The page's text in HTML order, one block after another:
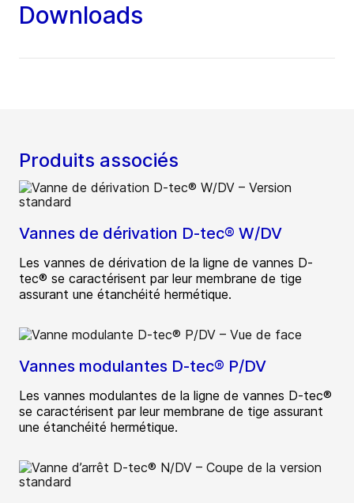
Downloads
Produits associés
Vannes de dérivation D-tec® W/DV
Les vannes de dérivation de la ligne de vannes D-
tec® se caractérisent par leur membrane de tige
assurant une étanchéité hermétique.
Vannes modulantes D-tec® P/DV
Les vannes modulantes de la ligne de vannes D-tec®
se caractérisent par leur membrane de tige assurant
une étanchéité hermétique.